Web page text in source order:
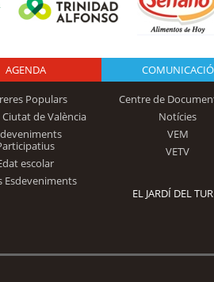
Logo Fundación
Trinidad Alfonso
AGENDA
Populars
de València
escolar
Esdeveniments
COMUNICACIÓ
Centre de
Notícies
VEM
VETV
EL JARDÍ DEL